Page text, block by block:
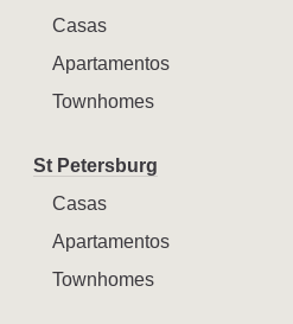
Casas
Apartamentos
Townhomes
St Petersburg
Casas
Apartamentos
Townhomes